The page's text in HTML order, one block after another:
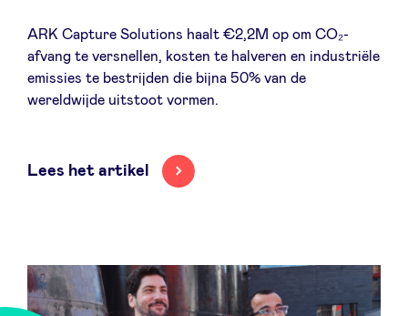
ARK Capture Solutions haalt €2,2M op om CO₂-
afvang te versnellen, kosten te halveren en industriële
emissies te bestrijden die bijna 50% van de
wereldwijde uitstoot vormen.
Lees het artikel